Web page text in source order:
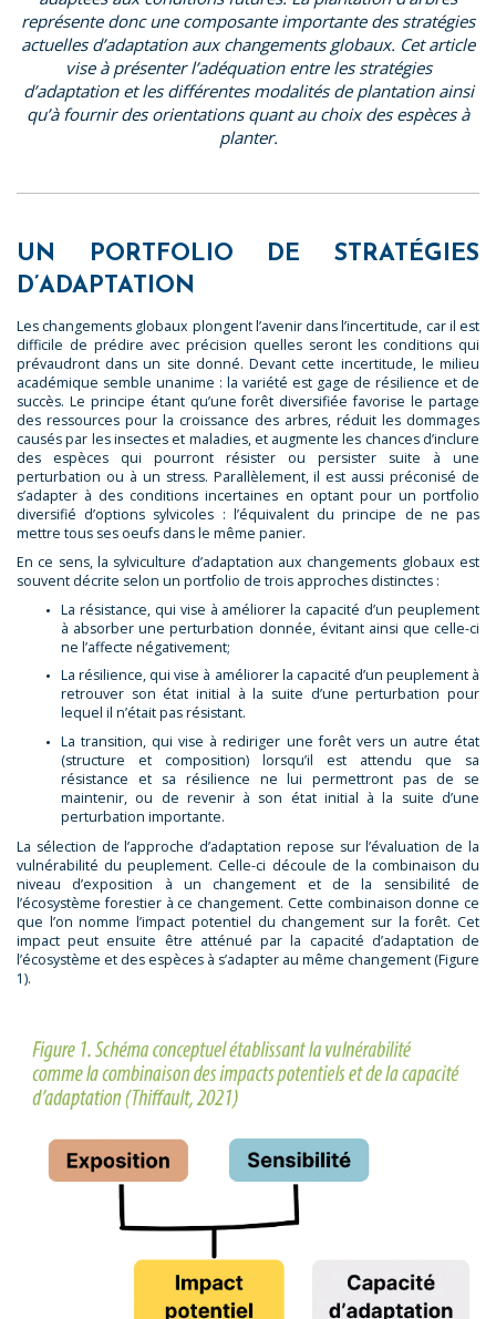
représente donc une composante importante des stratégies
actuelles d’adaptation aux changements globaux. Cet article
vise à présenter l’adéquation entre les stratégies
d’adaptation et les différentes modalités de plantation ainsi
qu’à fournir des orientations quant au choix des espèces à
planter.
UN PORTFOLIO DE STRATÉGIES
D’ADAPTATION
Les changements globaux plongent l’avenir dans l’incertitude, car il est
difficile de prédire avec précision quelles seront les conditions qui
prévaudront dans un site donné. Devant cette incertitude, le milieu
académique semble unanime : la variété est gage de résilience et de
succès. Le principe étant qu’une forêt diversifiée favorise le partage
des ressources pour la croissance des arbres, réduit les dommages
causés par les insectes et maladies, et augmente les chances d’inclure
des espèces qui pourront résister ou persister suite à une
perturbation ou à un stress. Parallèlement, il est aussi préconisé de
s’adapter à des conditions incertaines en optant pour un portfolio
diversifié d’options sylvicoles : l’équivalent du principe de ne pas
mettre tous ses oeufs dans le même panier.
En ce sens, la sylviculture d’adaptation aux changements globaux est
souvent décrite selon un portfolio de trois approches distinctes :
La résistance, qui vise à améliorer la capacité d’un peuplement
à absorber une perturbation donnée, évitant ainsi que celle-ci
ne l’affecte négativement;
La résilience, qui vise à améliorer la capacité d’un peuplement à
retrouver son état initial à la suite d’une perturbation pour
lequel il n’était pas résistant.
La transition, qui vise à rediriger une forêt vers un autre état
(structure et composition) lorsqu’il est attendu que sa
résistance et sa résilience ne lui permettront pas de se
maintenir, ou de revenir à son état initial à la suite d’une
perturbation importante.
La sélection de l’approche d’adaptation repose sur l’évaluation de la
vulnérabilité du peuplement. Celle-ci découle de la combinaison du
niveau d’exposition à un changement et de la sensibilité de
l’écosystème forestier à ce changement. Cette combinaison donne ce
que l’on nomme l’impact potentiel du changement sur la forêt. Cet
impact peut ensuite être atténué par la capacité d’adaptation de
l’écosystème et des espèces à s’adapter au même changement (Figure
1).